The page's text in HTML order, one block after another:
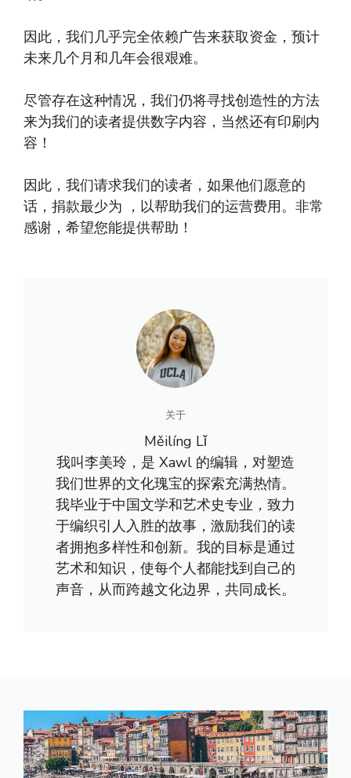
因此，我们几乎完全依赖广告来获取资金，预计
未来几个月和几年会很艰难。
尽管存在这种情况，我们仍将寻找创造性的方法
来为我们的读者提供数字内容，当然还有印刷内
容！
因此，我们请求我们的读者，如果他们愿意的
话，捐款最少为 ，以帮助我们的运营费用。非常
感谢，希望您能提供帮助！
关于
Měilíng Lǐ
我叫李美玲，是 Xawl 的编辑，对塑造
我们世界的文化瑰宝的探索充满热情。
我毕业于中国文学和艺术史专业，致力
于编织引人入胜的故事，激励我们的读
者拥抱多样性和创新。我的目标是通过
艺术和知识，使每个人都能找到自己的
声音，从而跨越文化边界，共同成长。